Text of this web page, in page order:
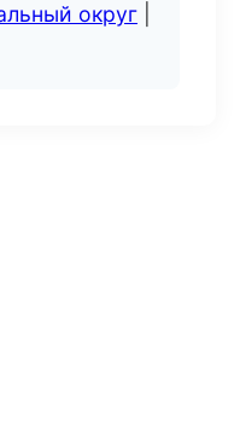
округ